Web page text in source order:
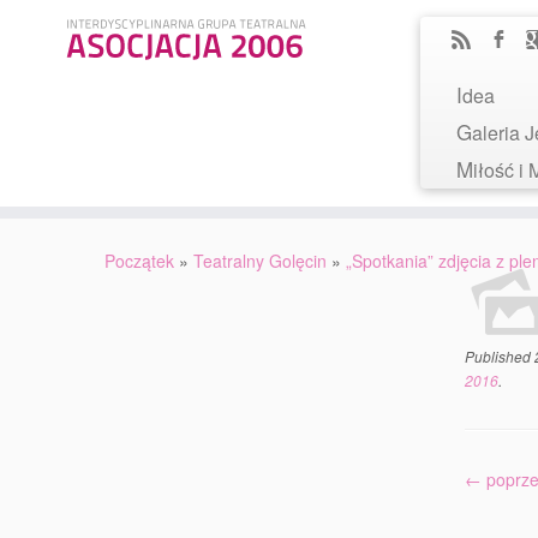
Idea
Galeria
Miłość
Początek » Teatralny Golęcin » „Spotkania” zdjęcia z
Published
2016.
←